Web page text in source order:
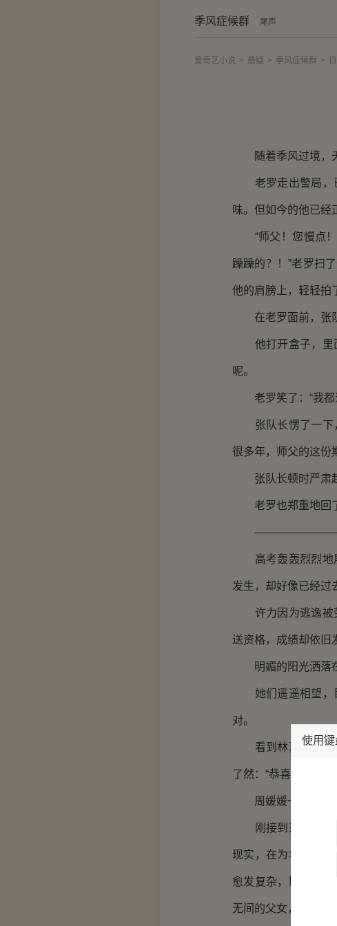
季风症候群 尾声
爱奇艺小说 > 悬疑 > 季风症候群 >
随着季风过境，天
老罗走出警局，已
味。但如今的他已经
“师父！您慢点！”
躁躁的？！”老罗扫
他的肩膀上，轻轻拍
在老罗面前，张队
他打开盒子，里面
呢。
老罗笑了：“我都
张队长愣了一下，
很多年，师父的这份
张队长顿时严肃起
老罗也郑重地回了
高考轰轰烈烈地展
发生，却好像已经过
许力因为逃逸被劳
送资格，成绩却依旧
明媚的阳光洒落在
她们遥遥相望，目
对。
看到林夏手里的录
了然：“恭喜。”
周媛媛一句话，如
刚接到这一消息的
现实，在为将来回
愈发复杂，既有被
无间的父女，不知何
使用